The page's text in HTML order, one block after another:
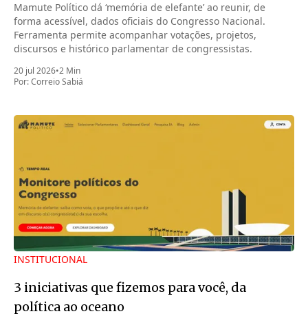
Mamute Político dá ‘memória de elefante’ ao reunir, de
forma acessível, dados oficiais do Congresso Nacional.
Ferramenta permite acompanhar votações, projetos,
discursos e histórico parlamentar de congressistas.
20 jul 2026•2 Min
Por:Correio Sabiá
INSTITUCIONAL
3 iniciativas que fizemos para você, da
política ao oceano